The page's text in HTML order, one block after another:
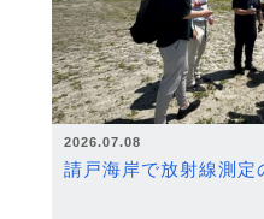
2026.07.08
請戸海岸で放射線測定